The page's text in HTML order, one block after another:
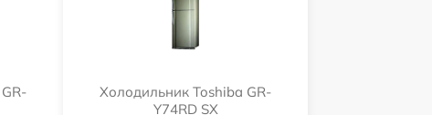
Холодильник Toshiba GR-
Y74RD SX